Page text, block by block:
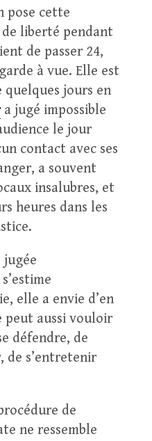
pose cette
liberté pendant
de passer 24,
à vue. Elle est
jours en
a jugé impossible
le jour
contact avec ses
a souvent
insalubres, et
heures dans les
elle a envie d’en
peut aussi vouloir
défendre, de
de s’entretenir
de
ne ressemble